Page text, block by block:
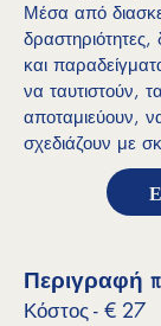
Μέσα από
δραστηριότητες,
και
να ταυτιστούν,
αποταμιεύουν,
σχεδιάζουν με
Περιγραφή
Κόστος - € 27